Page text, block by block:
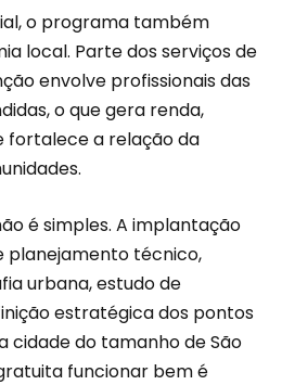
o programa também
local. Parte dos serviços de
envolve profissionais das
o que gera renda,
fortalece a relação da
é simples. A implantação
planejamento técnico,
urbana, estudo de
estratégica dos pontos
cidade do tamanho de São
funcionar bem é